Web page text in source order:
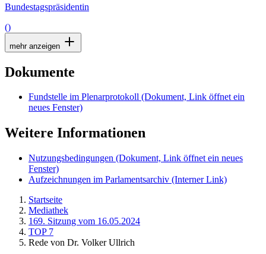
Bundestagspräsidentin
()
mehr anzeigen
Dokumente
Fundstelle im Plenarprotokoll (Dokument, Link öffnet ein
neues Fenster)
Weitere Informationen
Nutzungsbedingungen (Dokument, Link öffnet ein neues
Fenster)
Aufzeichnungen im Parlamentsarchiv (Interner Link)
Startseite
Mediathek
169. Sitzung vom 16.05.2024
TOP 7
Rede von Dr. Volker Ullrich